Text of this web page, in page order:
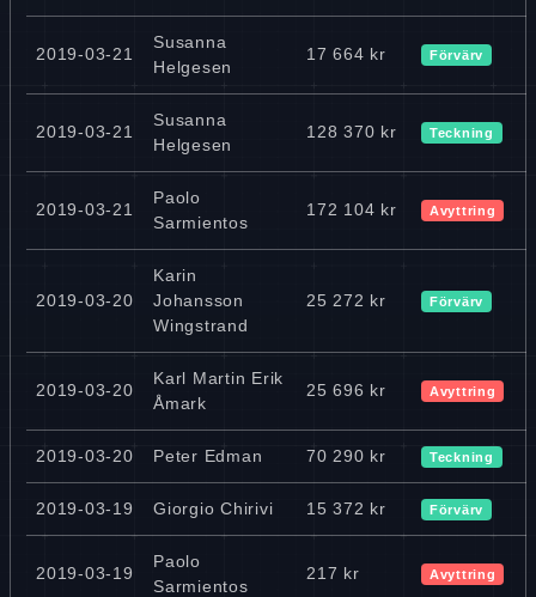
2019-03-21
Susanna
Helgesen
17 664 kr Förvärv
2019-03-21
Susanna
Helgesen
128 370 kr Teckning
2019-03-21
Paolo
Sarmientos
172 104 kr Avyttring
2019-03-20
Karin
Johansson
Wingstrand
25 272 kr Förvärv
2019-03-20
Karl Martin Erik
Åmark
25 696 kr Avyttring
2019-03-20 Peter Edman 70 290 kr Teckning
2019-03-19 Giorgio Chirivi 15 372 kr Förvärv
2019-03-19
Paolo
Sarmientos
217 kr Avyttring